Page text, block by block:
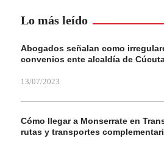
Lo más leído
Abogados señalan como
convenios ente alcaldía de
13/07/2023
Cómo llegar a Monserrate en
rutas y transportes